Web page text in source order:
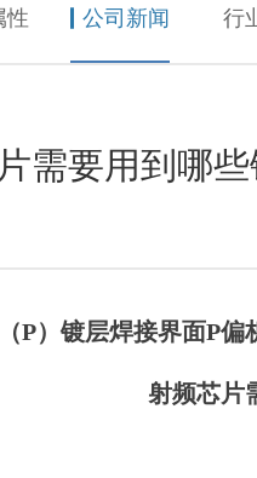
性 公司新闻 行
需要用到哪
射频芯片